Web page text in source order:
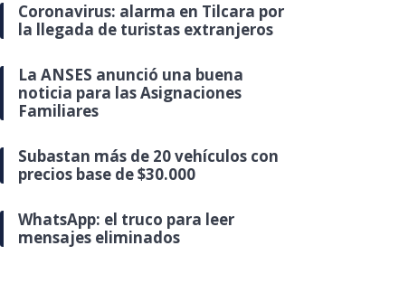
Coronavirus: alarma en Tilcara por
la llegada de turistas extranjeros
La ANSES anunció una buena
noticia para las Asignaciones
Familiares
Subastan más de 20 vehículos con
precios base de $30.000
WhatsApp: el truco para leer
mensajes eliminados